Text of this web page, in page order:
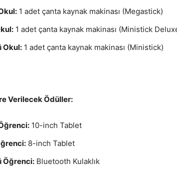
1 adet çanta kaynak makinası (Megastick)
1 adet çanta kaynak makinası (Ministick
Okul: 1 adet çanta kaynak makinası (Ministick)
Verilecek Ödüller:
10-inch Tablet
8-inch Tablet
Öğrenci: Bluetooth Kulaklık